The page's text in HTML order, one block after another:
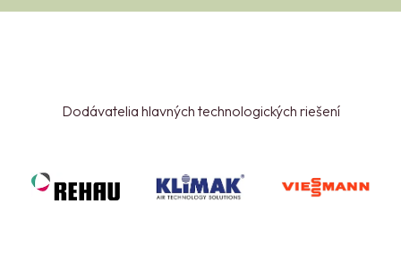
Dodávatelia hlavných technologických riešení